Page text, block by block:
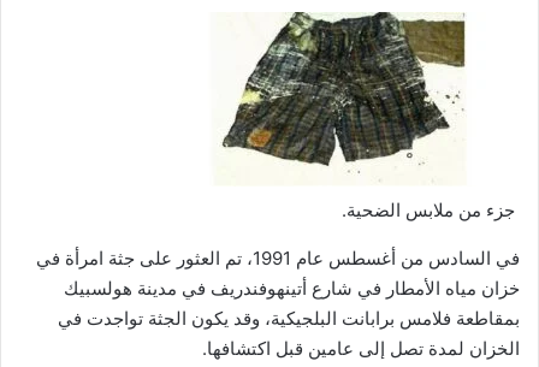
جزء من ملابس الضحية.
في السادس من أغسطس عام 1991، تم العثور على جثة امرأة في
خزان مياه الأمطار في شارع أتينهوفندريف في مدينة هولسبيك
بمقاطعة فلامس برابانت البلجيكية، وقد يكون الجثة تواجدت في
الخزان لمدة تصل إلى عامين قبل اكتشافها.